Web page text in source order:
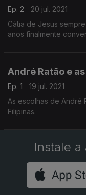
Ep. 2
20 jul. 2021
Cátia de Jesus
anos finalmente
André Ratão e
Ep. 1
19 jul. 2021
As escolhas de André
Filipinas.
Instale a